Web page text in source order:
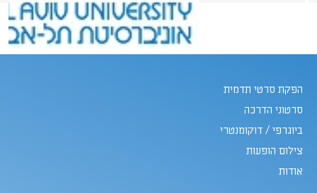
הפקת סרטי תדמית
סרטוני הדרכה
ביוגרפי / דוקומנטרי
צילום הופעות
אודות